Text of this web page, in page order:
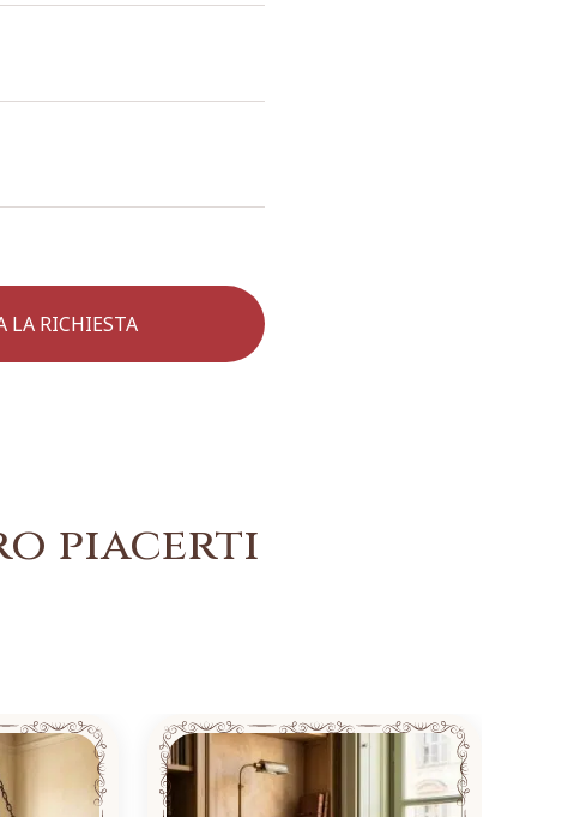
piacerti